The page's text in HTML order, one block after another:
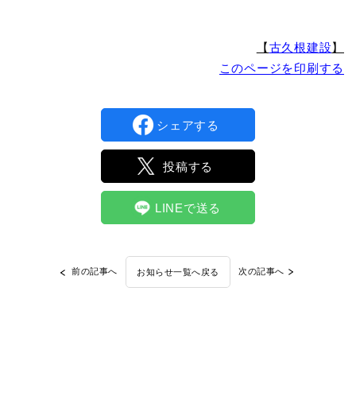
【古久根建設】
このページを印刷する
シェアする
投稿する
LINEで送る
前の記事へ お知らせ一覧へ戻る 次の記事へ